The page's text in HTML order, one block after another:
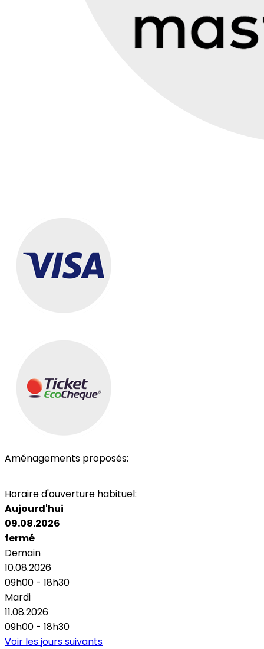
Aménagements proposés:
Horaire d'ouverture habituel:
Aujourd'hui
09.08.2026
fermé
Demain
10.08.2026
09h00 - 18h30
Mardi
11.08.2026
09h00 - 18h30
Voir les jours suivants